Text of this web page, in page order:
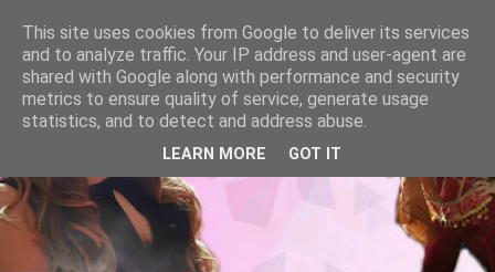
This site uses cookies from Google to deliver its services
and to analyze traffic. Your IP address and user-agent are
shared with Google along with performance and security
metrics to ensure quality of service, generate usage
statistics, and to detect and address abuse.
LEARN MORE GOT IT